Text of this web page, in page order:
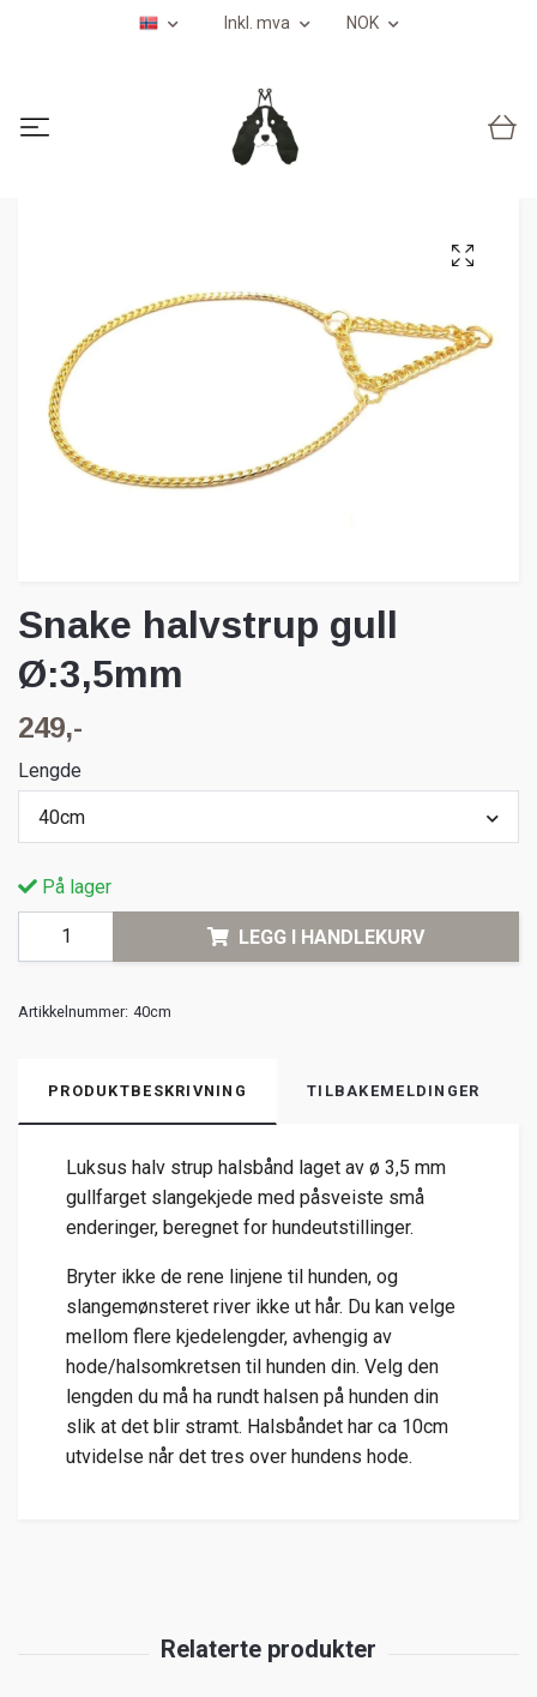
Inkl. mva NOK
Snake halvstrup gull
Ø:3,5mm
249,-
Lengde
40cm
På lager
LEGG I HANDLEKURV
Artikkelnummer: 40cm
PRODUKTBESKRIVNING TILBAKEMELDINGER
Luksus halv strup halsbånd laget av ø 3,5 mm
gullfarget slangekjede med påsveiste små
enderinger, beregnet for hundeutstillinger.
Bryter ikke de rene linjene til hunden, og
slangemønsteret river ikke ut hår. Du kan velge
mellom flere kjedelengder, avhengig av
hode/halsomkretsen til hunden din. Velg den
lengden du må ha rundt halsen på hunden din
slik at det blir stramt. Halsbåndet har ca 10cm
utvidelse når det tres over hundens hode.